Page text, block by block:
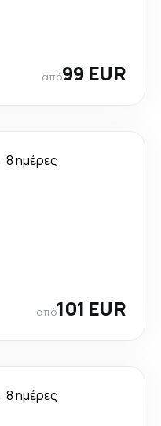
από99 EUR
8 ημέρες
από101 EUR
8 ημέρες